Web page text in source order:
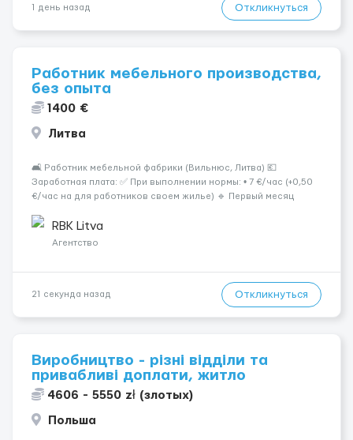
1 день назад Откликнуться
Работник мебельного производства,
без опыта
1400 €
Литва
🛋 Работник мебельной фабрики (Вильнюс, Литва) 💶
Заработная плата: ✅ При выполнении нормы: • 7 €/час (+0,50
€/час на для работников своем жилье) 🔹 Первый месяц
работы: Вильнюс 📦 Обязанности: Работа на современн...
RBK Litva
Агентство
21 секунда назад Откликнуться
Виробництво - різні відділи та
привабливі доплати, житло
4606 - 5550 zł (злотых)
Польша